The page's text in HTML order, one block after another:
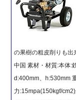
の果樹の粗皮削りも出
中国 素材・材質:本体:
d:400mm、h:530mm
力:15mpa(150kgf/